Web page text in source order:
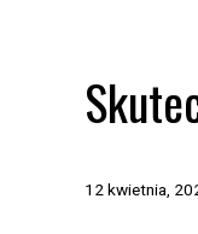
12 kwietnia,